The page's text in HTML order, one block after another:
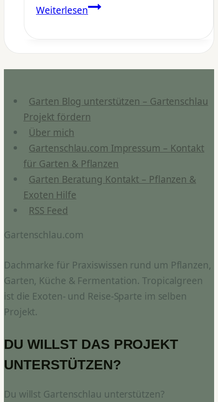
WeiterlesenLED
150W
Test:
Bioledex
X1D
Review
Garten Blog unterstützen – Gartenschlau
Projekt fördern
Über mich
Gartenschlau.com Impressum – Kontakt
für Garten & Pflanzen
Garten Beratung Kontakt – Pflanzen &
Exoten Hilfe
RSS Feed
Gartenschlau.com
Dachmarke für Praxiswissen rund um Pflanzen,
Garten, Küche & Fermentation. Tropicalgreen
ist die Exoten- und Reise-Sparte im selben
Projekt.
DU WILLST DAS PROJEKT
UNTERSTÜTZEN?
Du willst Gartenschlau unterstützen?